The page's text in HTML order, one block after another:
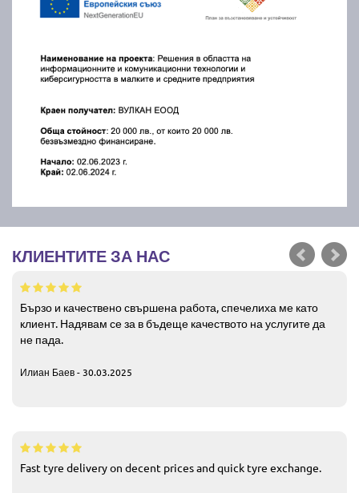
КЛИЕНТИТЕ ЗА НАС
Бързо и качествено свършена работа, спечелиха ме като
клиент. Надявам се за в бъдеще качеството на услугите да
не пада.
Илиан Баев - 30.03.2025
Fast tyre delivery on decent prices and quick tyre exchange.